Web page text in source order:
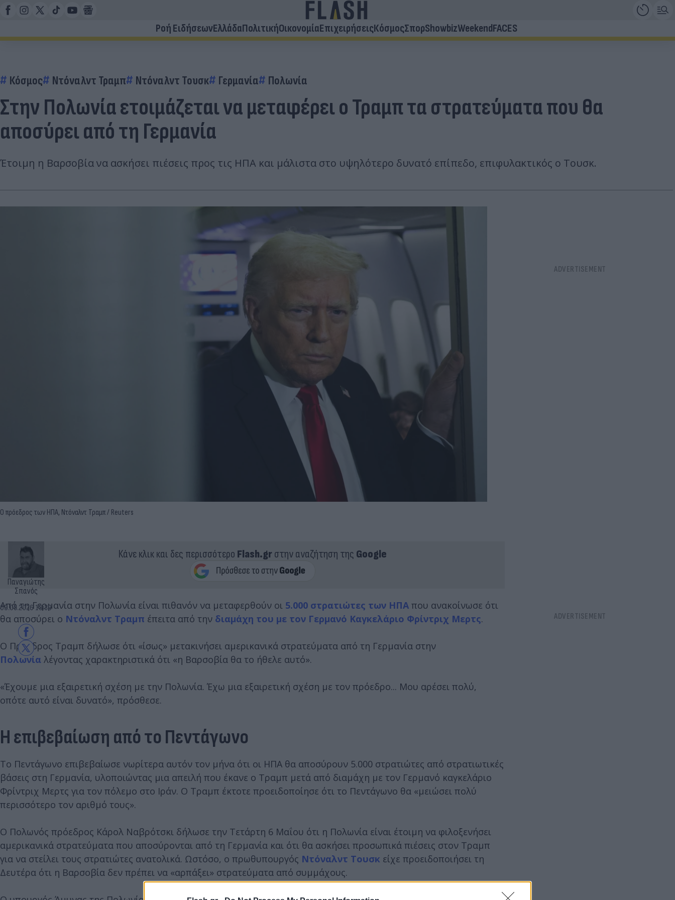
Ροή ΕιδήσεωνΕλλάδαΠολιτικήΟικονομίαΕπιχειρήσειςΚόσμοςΣπορShowbizWeekendFACES
Κόσμος Ντόναλντ Τραμπ Ντόναλντ Τουσκ Γερμανία Πολωνία
Στην Πολωνία ετοιμάζεται να μεταφέρει ο Τραμπ τα στρατεύματα που θα
αποσύρει από τη Γερμανία
Έτοιμη η Βαρσοβία να ασκήσει πιέσεις προς τις ΗΠΑ και μάλιστα στο υψηλότερο δυνατό επίπεδο, επιφυλακτικός ο Τουσκ.
Ο πρόεδρος των ΗΠΑ, Ντόναλντ Τραμπ / Reuters
Παναγιώτης
Σπανός
09.05.2026 18:39
Κάνε κλικ και δες περισσότερο Flash.grστην αναζήτηση της Google
Από τη Γερμανία στην Πολωνία είναι πιθανόν να μεταφερθούν οι 5.000 στρατιώτες των ΗΠΑ που ανακοίνωσε ότι
θα αποσύρει ο Ντόναλντ Τραμπ έπειτα από την διαμάχη του με τον Γερμανό Καγκελάριο Φρίντριχ Μερτς.
Ο Πρόεδρος Τραμπ δήλωσε ότι «ίσως» μετακινήσει αμερικανικά στρατεύματα από τη Γερμανία στην
Πολωνία λέγοντας χαρακτηριστικά ότι «η Βαρσοβία θα το ήθελε αυτό».
«Έχουμε μια εξαιρετική σχέση με την Πολωνία. Έχω μια εξαιρετική σχέση με τον πρόεδρο... Μου αρέσει πολύ,
οπότε αυτό είναι δυνατό», πρόσθεσε.
Η επιβεβαίωση από το Πεντάγωνο
Το Πεντάγωνο επιβεβαίωσε νωρίτερα αυτόν τον μήνα ότι οι ΗΠΑ θα αποσύρουν 5.000 στρατιώτες από στρατιωτικές
βάσεις στη Γερμανία, υλοποιώντας μια απειλή που έκανε ο Τραμπ μετά από διαμάχη με τον Γερμανό καγκελάριο
Φρίντριχ Μερτς για τον πόλεμο στο Ιράν. Ο Τραμπ έκτοτε προειδοποίησε ότι το Πεντάγωνο θα «μειώσει πολύ
περισσότερο τον αριθμό τους».
Ο Πολωνός πρόεδρος Κάρολ Ναβρότσκι δήλωσε την Τετάρτη 6 Μαΐου ότι η Πολωνία είναι έτοιμη να φιλοξενήσει
αμερικανικά στρατεύματα που αποσύρονται από τη Γερμανία και ότι θα ασκήσει προσωπικά πιέσεις στον Τραμπ
για να στείλει τους στρατιώτες ανατολικά. Ωστόσο, ο πρωθυπουργός Ντόναλντ Τουσκ είχε προειδοποιήσει τη
Δευτέρα ότι η Βαρσοβία δεν πρέπει να «αρπάξει» στρατεύματα από συμμάχους.